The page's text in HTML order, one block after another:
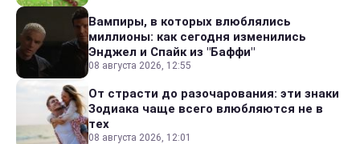
Вампиры, в которых влюблялись
миллионы: как сегодня изменились
Энджел и Спайк из "Баффи"
08 августа 2026, 12:55
От страсти до разочарования: эти знаки
Зодиака чаще всего влюбляются не в
тех
08 августа 2026, 12:01